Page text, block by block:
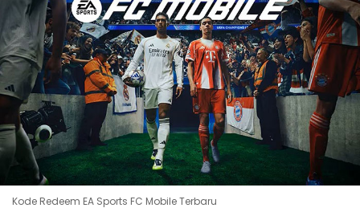
Kode Redeem EA Sports FC Mobile Terbaru